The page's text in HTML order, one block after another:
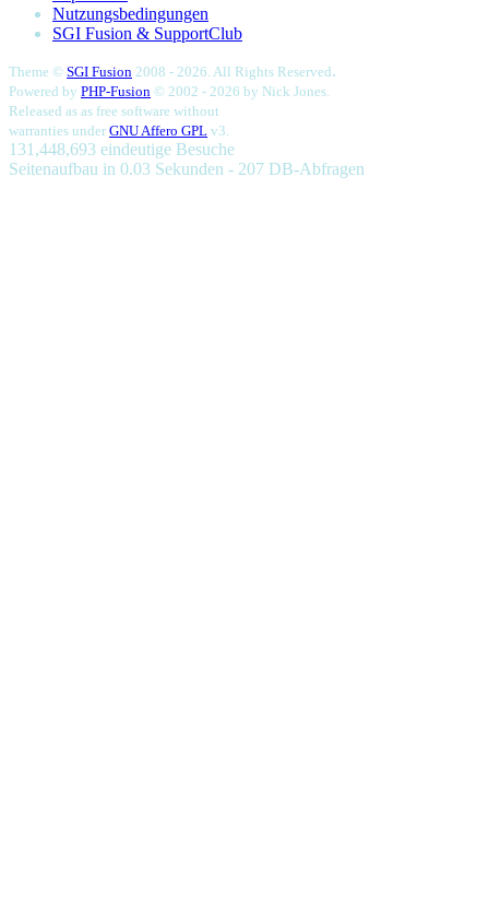
Nutzungsbedingungen
SGI Fusion & SupportClub
Theme © SGI Fusion 2008 - 2026. All Rights Reserved.
Powered by PHP-Fusion © 2002 - 2026 by Nick Jones.
Released as as free software without
warranties under GNU Affero GPL v3.
131,448,693 eindeutige Besuche
Seitenaufbau in 0.03 Sekunden - 207 DB-Abfragen